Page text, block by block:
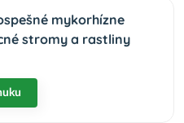
mykorhízne
stromy a rastliny